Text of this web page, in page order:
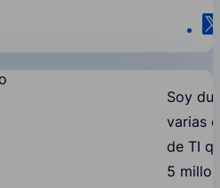
Soy
varias
de TI
5